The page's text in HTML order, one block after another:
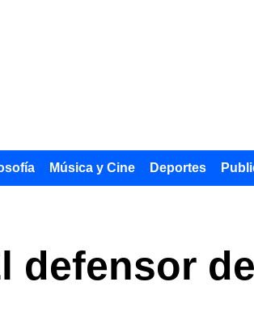
Música y Cine Deportes
defensor